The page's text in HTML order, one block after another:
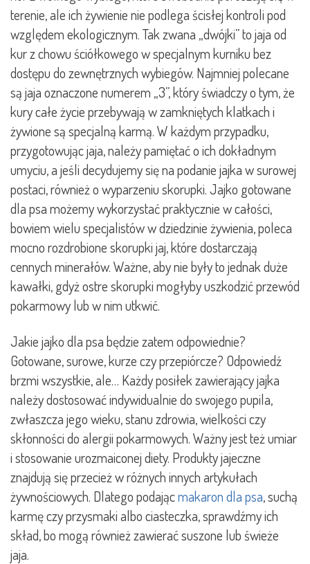
terenie, ale ich żywienie nie podlega ścisłej kontroli pod
względem ekologicznym. Tak zwana „dwójki” to jaja od
kur z chowu ściółkowego w specjalnym kurniku bez
dostępu do zewnętrznych wybiegów. Najmniej polecane
są jaja oznaczone numerem „3”, który świadczy o tym, że
kury całe życie przebywają w zamkniętych klatkach i
żywione są specjalną karmą. W każdym przypadku,
przygotowując jaja, należy pamiętać o ich dokładnym
umyciu, a jeśli decydujemy się na podanie jajka w surowej
postaci, również o wyparzeniu skorupki. Jajko gotowane
dla psa możemy wykorzystać praktycznie w całości,
bowiem wielu specjalistów w dziedzinie żywienia, poleca
mocno rozdrobione skorupki jaj, które dostarczają
cennych minerałów. Ważne, aby nie były to jednak duże
kawałki, gdyż ostre skorupki mogłyby uszkodzić przewód
pokarmowy lub w nim utkwić.
Jakie jajko dla psa będzie zatem odpowiednie?
Gotowane, surowe, kurze czy przepiórcze? Odpowiedź
brzmi wszystkie, ale… Każdy posiłek zawierający jajka
należy dostosować indywidualnie do swojego pupila,
zwłaszcza jego wieku, stanu zdrowia, wielkości czy
skłonności do alergii pokarmowych. Ważny jest też umiar
i stosowanie urozmaiconej diety. Produkty jajeczne
znajdują się przecież w różnych innych artykułach
żywnościowych. Dlatego podającmakaron dla psa, suchą
karmę czy przysmaki albo ciasteczka, sprawdźmy ich
skład, bo mogą również zawierać suszone lub świeże
jaja.